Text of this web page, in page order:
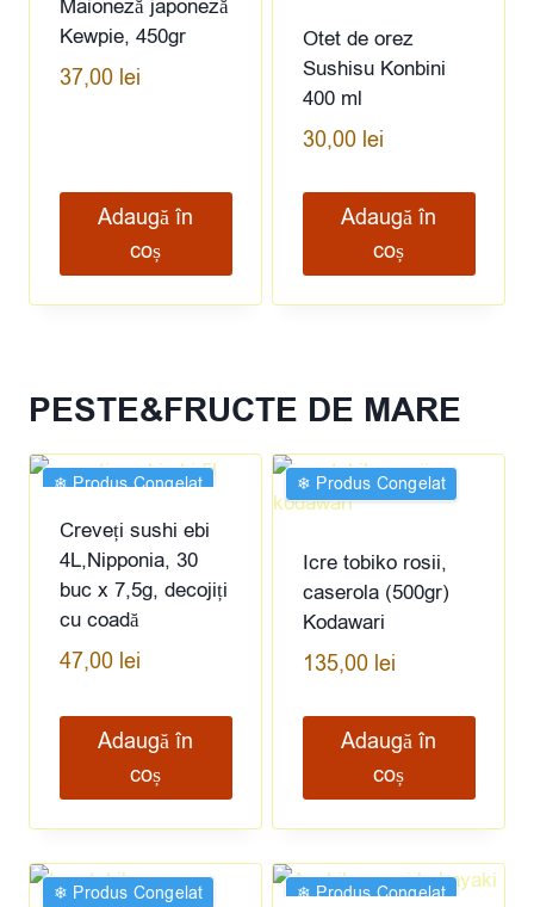
Maioneză japoneză
Kewpie, 450gr
37,00 lei
Adaugă în
coș
Otet de orez
Sushisu Konbini
400 ml
30,00 lei
Adaugă în
coș
PESTE&FRUCTE DE MARE
❄︎ Produs Congelat
Creveți sushi ebi
4L,Nipponia, 30
buc x 7,5g, decojiți
cu coadă
47,00 lei
Adaugă în
coș
❄︎ Produs Congelat
Icre tobiko rosii,
caserola (500gr)
Kodawari
135,00 lei
Adaugă în
coș
❄︎ Produs Congelat ❄︎ Produs Congelat